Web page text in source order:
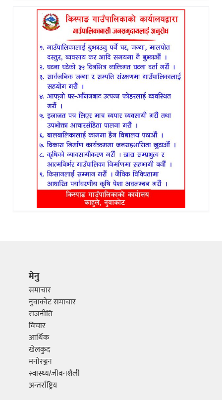
मेनु
समाचार
नुवाकोट समाचार
राजनीति
विचार
आर्थिक
खेलकुद
मनोरञ्जन
स्वास्थ्य/जीवनशैली
अन्तर्राष्ट्रिय